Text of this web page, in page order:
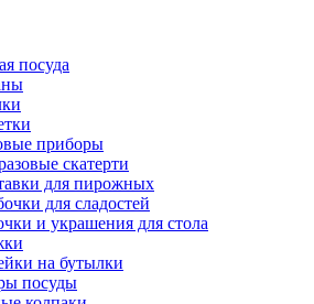
посуда
приборы
скатерти
для пирожных
для сладостей
и украшения для стола
на бутылки
посуды